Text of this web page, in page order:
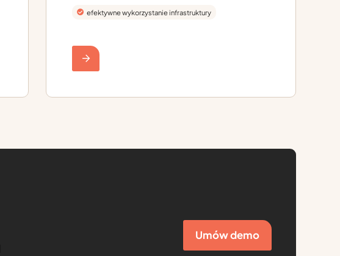
efektywne wykorzystanie infrastruktury
Umów demo